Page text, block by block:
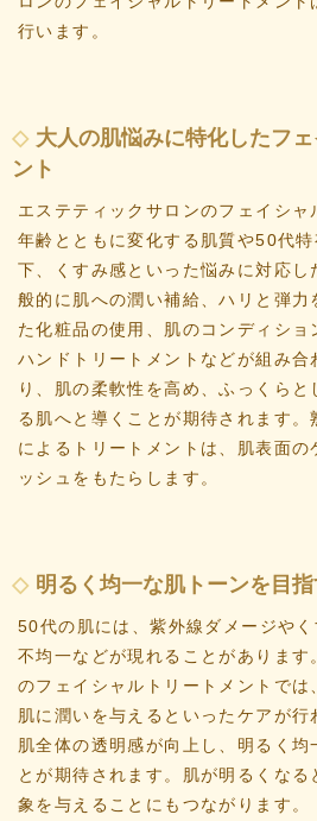
行います。
大人の肌悩みに特化したフ
ント
エステティックサロンのフェイシャ
年齢とともに変化する肌質や50代
下、くすみ感といった悩みに対応し
般的に肌への潤い補給、ハリと弾力
た化粧品の使用、肌のコンディショ
ハンドトリートメントなどが組み合
り、肌の柔軟性を高め、ふっくら
る肌へと導くことが期待されます。
によるトリートメントは、肌表面の
ッシュをもたらします。
明るく均一な肌トーンを目
50代の肌には、紫外線ダメージや
不均一などが現れることがあります
のフェイシャルトリートメントでは
肌に潤いを与えるといったケアが行
肌全体の透明感が向上し、明るく均
とが期待されます。肌が明るくなる
象を与えることにもつながります。